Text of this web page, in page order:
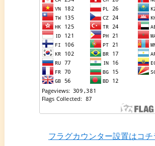
フラグカウンター設置はコチ